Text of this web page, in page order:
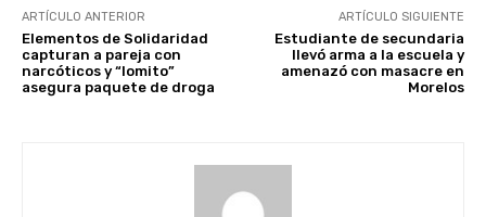
ARTÍCULO ANTERIOR
Elementos de Solidaridad
capturan a pareja con
narcóticos y “lomito”
asegura paquete de droga
ARTÍCULO SIGUIENTE
Estudiante de secundaria
llevó arma a la escuela y
amenazó con masacre en
Morelos